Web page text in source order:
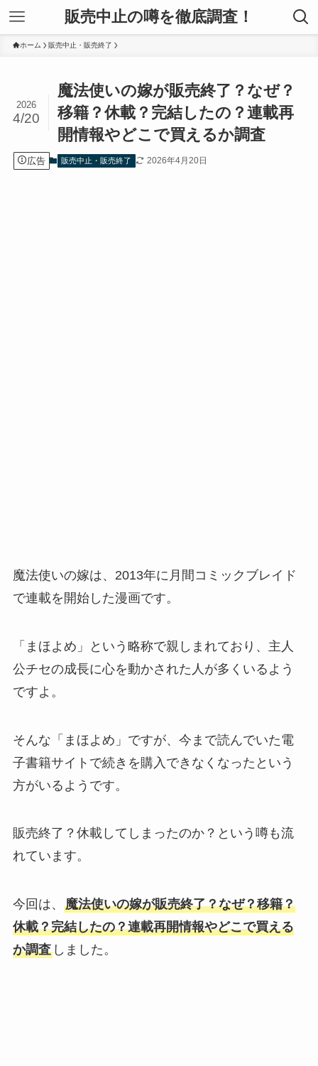
販売中止の噂を徹底調査！
ホーム 販売中止・販売終了
魔法使いの嫁が販売終了？なぜ？
移籍？休載？完結したの？連載再
開情報やどこで買えるか調査
2026
4/20
広告 販売中止・販売終了 2026年4月20日
魔法使いの嫁は、2013年に月間コミックブレイド
で連載を開始した漫画です。
「まほよめ」という略称で親しまれており、主人
公チセの成長に心を動かされた人が多くいるよう
ですよ。
そんな「まほよめ」ですが、今まで読んでいた電
子書籍サイトで続きを購入できなくなったという
方がいるようです。
販売終了？休載してしまったのか？という噂も流
れています。
今回は、 魔法使いの嫁が販売終了？なぜ？移籍？
休載？完結したの？連載再開情報やどこで買える
か調査しました。